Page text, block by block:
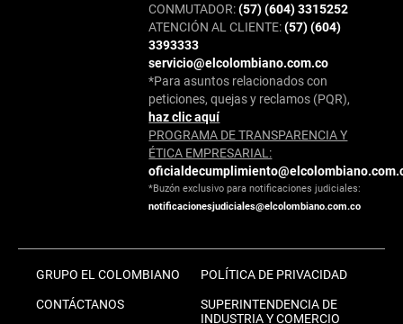
CONMUTADOR:(57) (604) 3315252
ATENCIÓN AL CLIENTE:(57) (604)
3393333
servicio@elcolombiano.com.co
*Para asuntos relacionados con
peticiones, quejas y reclamos (PQR),
haz clic aquí
PROGRAMA DE TRANSPARENCIA Y
ÉTICA EMPRESARIAL:
*Buzón exclusivo para notificaciones judiciales:
notificacionesjudiciales@elcolombiano.com.co
GRUPO EL COLOMBIANO
CONTÁCTANOS
POLÍTICA DE PRIVACIDAD
SUPERINTENDENCIA DE
INDUSTRIA Y COMERCIO